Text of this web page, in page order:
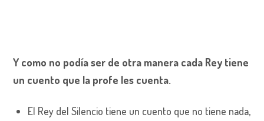
Y como no podía ser de otra manera cada Rey tiene
un cuento que la profe les cuenta.
El Rey del Silencio tiene un cuento que no tiene nada,